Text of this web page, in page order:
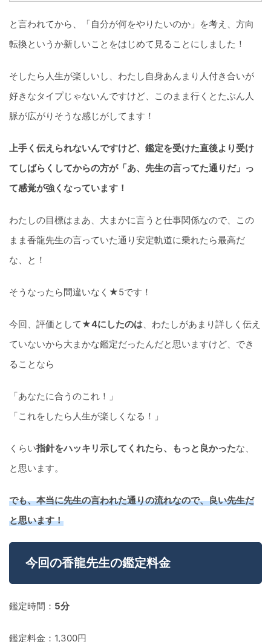
と言われてから、「自分が何をやりたいのか」を考え、方向
転換というか新しいことをはじめて見ることにしました！
そしたら人生が楽しいし、わたし自身あんまり人付き合いが
好きなタイプじゃないんですけど、このまま行くとたぶん人
脈が広がりそうな感じがしてます！
上手く伝えられないんですけど、鑑定を受けた直後より受け
てしばらくしてからの方が「あ、先生の言ってた通りだ」っ
て感覚が強くなっています！
わたしの目標はまあ、大まかに言うと仕事関係なので、この
まま香龍先生の言っていた通り安定軌道に乗れたら最高だ
な、と！
そうなったら間違いなく★5です！
今回、評価として★4にしたのは、わたしがあまり詳しく伝え
ていないから大まかな鑑定だったんだと思いますけど、でき
ることなら
「あなたに合うのこれ！」
「これをしたら人生が楽しくなる！」
くらい指針をハッキリ示してくれたら、もっと良かったな、
と思います。
でも、本当に先生の言われた通りの流れなので、良い先生だ
と思います！
今回の香龍先生の鑑定料金
鑑定時間： 5分
鑑定料金：1,300円